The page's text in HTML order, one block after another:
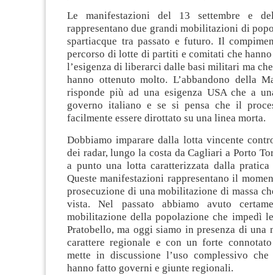
Le manifestazioni del 13 settembre e
rappresentano due grandi mobilitazioni di
spartiacque tra passato e futuro. Il
percorso di lotte di partiti e comitati che
l’esigenza di liberarci dalle basi militari ma
hanno ottenuto molto. L’abbandono della
risponde più ad una esigenza USA che a
governo italiano e se si pensa che il
facilmente essere dirottato su una linea morta.
Dobbiamo imparare dalla lotta vincente
dei radar, lungo la costa da Cagliari a Porto
a punto una lotta caratterizzata dalla pratica
Queste manifestazioni rappresentano il
prosecuzione di una mobilitazione di massa
vista. Nel passato abbiamo avuto
mobilitazione della popolazione che impedì
Pratobello, ma oggi siamo in presenza di una
carattere regionale e con un forte
mette in discussione l’uso complessivo che
hanno fatto governi e giunte regionali.